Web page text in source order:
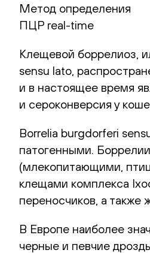
Метод определения
ПЦР real-time
Клещевой боррелиоз,
sensu lato,
и в настоящее время
и сероконверсия у
Borrelia burgdorferi
патогенными.
(млекопитающими,
клещами комплекса
переносчиков, а также
В Европе наиболее
черные и певчие